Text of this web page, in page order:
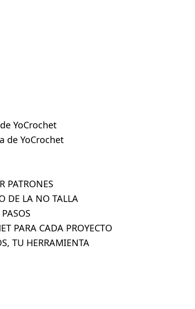
YoCrochet
de YoCrochet
PATRONES
DE LA NO TALLA
PARA CADA PROYECTO
TU HERRAMIENTA